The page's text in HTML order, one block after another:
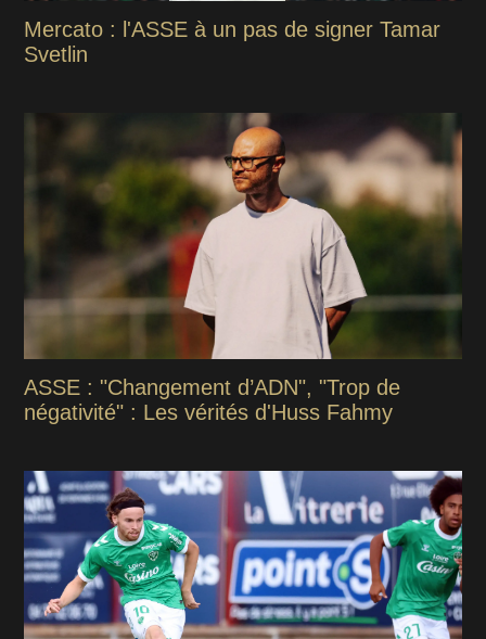
Mercato : l'ASSE à un pas de signer Tamar
Svetlin
ASSE : "Changement d’ADN", "Trop de
négativité" : Les vérités d'Huss Fahmy